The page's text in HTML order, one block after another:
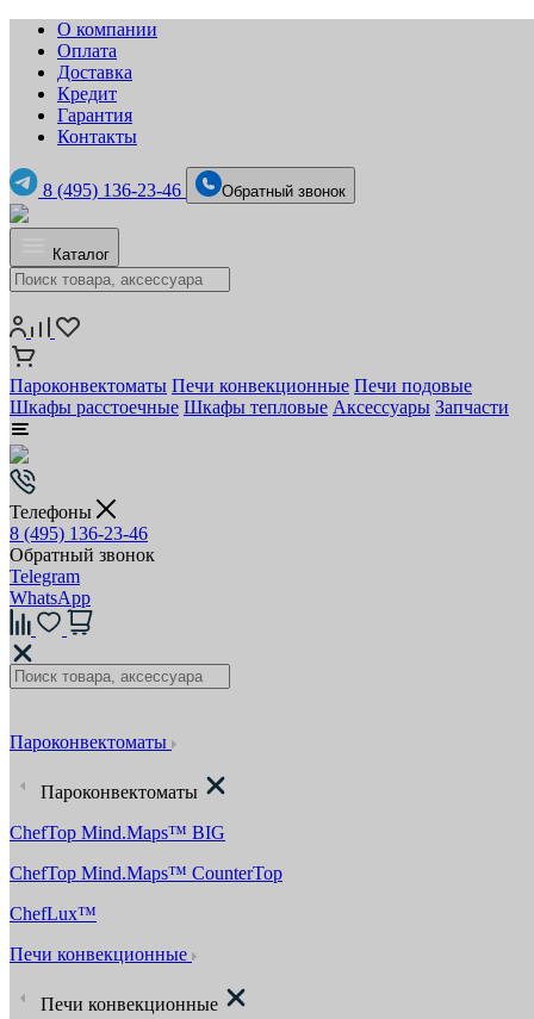
О компании
Оплата
Доставка
Кредит
Гарантия
Контакты
8 (495) 136-23-46 Обратный звонок
Каталог
Пароконвектоматы Печи конвекционные Печи подовые
Шкафы расстоечные Шкафы тепловые Аксессуары Запчасти
Телефоны
8 (495) 136-23-46
Обратный звонок
Telegram
WhatsApp
Пароконвектоматы
Пароконвектоматы
ChefTop Mind.Maps™ BIG
ChefTop Mind.Maps™ CounterTop
ChefLux™
Печи конвекционные
Печи конвекционные